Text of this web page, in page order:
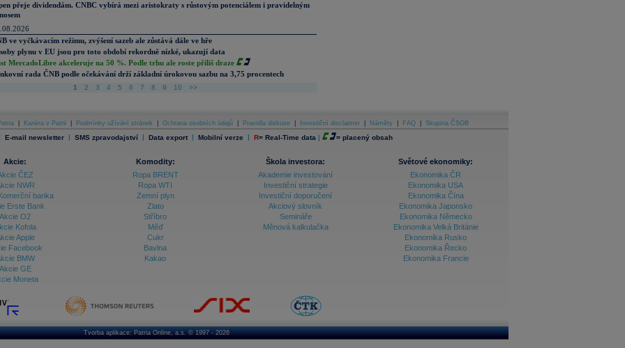
přeje dividendám. CNBC vybírá mezi aristokraty s růstovým potenciálem i pravidelným
ve vyčkávacím režimu, zvýšení sazeb ale zůstává dále ve hře
plynu v EU jsou pro toto období rekordně nízké, ukazují data
MercadoLibre akceleruje na 50 %. Podle trhu ale roste příliš draze
rada ČNB podle očekávání drží základní úrokovou sazbu na 3,75 procentech
1 2 3 4 5 6 7 8 9 10 >>
Kariéra v Patrii Podmínky užívání stránek Ochrana osobních údajů Pravidla diskuse Investiční disclaimer Náměty FAQ Skupina ČSOB
E-mail newsletter | SMS zpravodajství | Data export | Mobilní verze | R= Real-Time data | = placený obsah
Akcie:
ČEZ
NWR
banka
Erste Bank
Akcie O2
Kofola
Apple
Facebook
BMW
Akcie GE
Moneta
Komodity:
Ropa BRENT
Ropa WTI
Zemní plyn
Zlato
Stříbro
Měď
Cukr
Bavlna
Kakao
Škola investora:
Akademie investování
Investiční strategie
Investiční doporučení
Akciový slovník
Semináře
Měnová kalkulačka
Světové ekonomiky:
Ekonomika ČR
Ekonomika USA
Ekonomika Čína
Ekonomika Japonsko
Ekonomika Německo
Ekonomika Velká Británie
Ekonomika Rusko
Ekonomika Řecko
Ekonomika Francie
Tvorba aplikace:Patria Online, a.s.© 1997 - 2026